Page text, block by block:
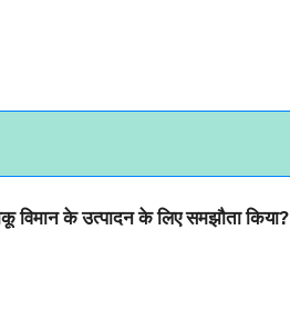
विमान के उत्पादन के लिए समझौता किया?